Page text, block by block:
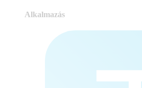
Alkalmazás